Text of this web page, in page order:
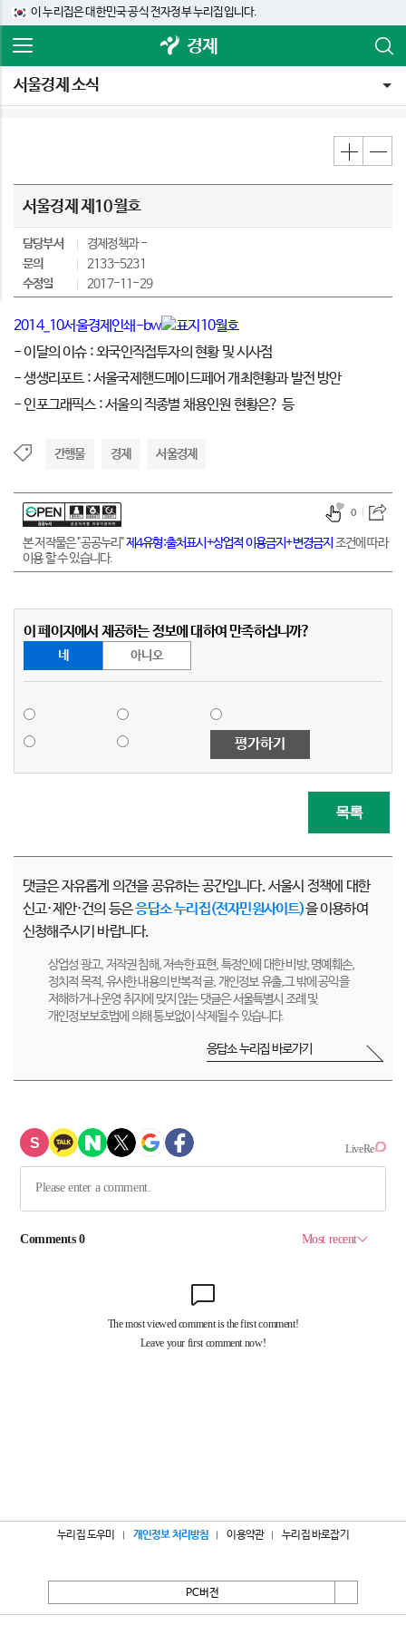
이 누리집은 대한민국 공식 전자정부 누리집입니다.
경제
서울경제 소식
서울경제 제10월호
담당부서
경제정책과
문의
2133-5231
수정일
2017-11-29
2014_10서울경제인쇄-bw
- 이달의 이슈 : 외국인직접투자의 현황 및 시사점
- 생생리포트 : 서울국제핸드메이드페어 개최현황과 발전 방안
- 인포그래픽스 : 서울의 직종별 채용인원 현황은? 등
간행물 경제 서울경제
본 저작물은 "공공누리"제4유형:출처표시+상업적 이용금지+변경금지 조건에 따라
이용 할 수 있습니다.
0
이 페이지에서 제공하는 정보에 대하여 만족하십니까?
네 아니오
평가하기
목록
댓글은 자유롭게 의견을 공유하는 공간입니다. 서울시 정책에 대한
신고·제안·건의 등은응답소 누리집(전자민원사이트)을 이용하여
신청해주시기 바랍니다.
상업성 광고, 저작권 침해, 저속한 표현, 특정인에 대한 비방, 명예훼손,
정치적 목적, 유사한 내용의 반복적 글, 개인정보 유출,그 밖에 공익을
저해하거나 운영 취지에 맞지 않는 댓글은 서울특별시 조례 및
개인정보보호법에 의해 통보없이 삭제될 수 있습니다.
응답소 누리집 바로가기
누리집 도우미 개인정보 처리방침 이용약관 누리집 바로잡기
PC버전